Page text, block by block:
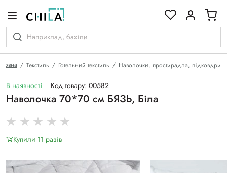
Текстиль Готельний текстиль Наволочки, простирадла, підковдри
В наявності Код товару: 00582
Наволочка 70*70 см БЯЗЬ, Біла
Купили 11 разiв
гамі